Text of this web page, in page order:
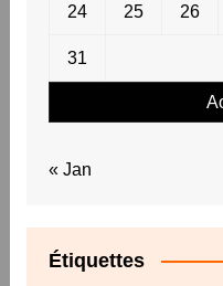
24 25 26
31
« Jan
Étiquettes